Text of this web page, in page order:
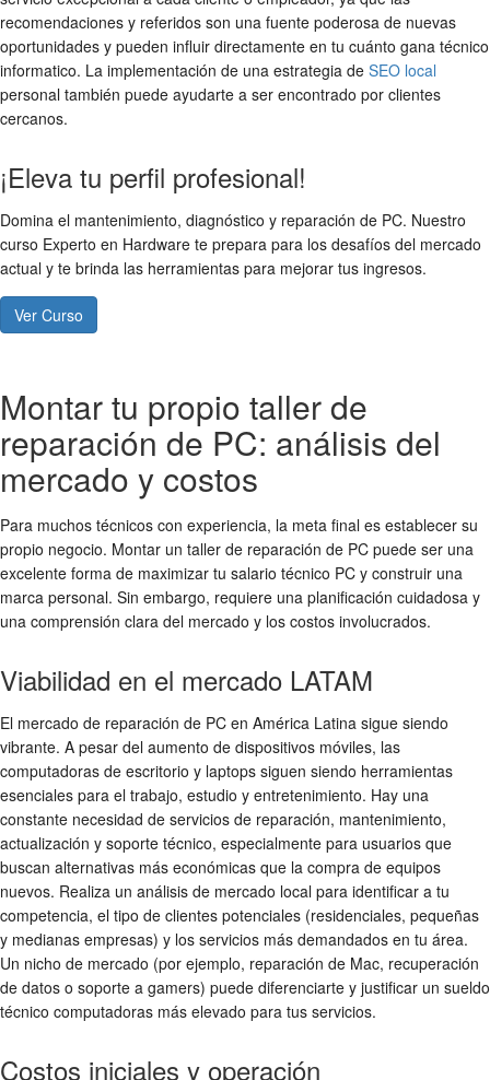
recomendaciones y referidos son una fuente poderosa de nuevas
oportunidades y pueden influir directamente en tu cuánto gana técnico
informatico. La implementación de una estrategia de SEO local
personal también puede ayudarte a ser encontrado por clientes
cercanos.
¡Eleva tu perfil profesional!
Domina el mantenimiento, diagnóstico y reparación de PC. Nuestro
curso Experto en Hardware te prepara para los desafíos del mercado
actual y te brinda las herramientas para mejorar tus ingresos.
Ver Curso
Montar tu propio taller de
reparación de PC: análisis del
mercado y costos
Para muchos técnicos con experiencia, la meta final es establecer su
propio negocio. Montar un taller de reparación de PC puede ser una
excelente forma de maximizar tu salario técnico PC y construir una
marca personal. Sin embargo, requiere una planificación cuidadosa y
una comprensión clara del mercado y los costos involucrados.
Viabilidad en el mercado LATAM
El mercado de reparación de PC en América Latina sigue siendo
vibrante. A pesar del aumento de dispositivos móviles, las
computadoras de escritorio y laptops siguen siendo herramientas
esenciales para el trabajo, estudio y entretenimiento. Hay una
constante necesidad de servicios de reparación, mantenimiento,
actualización y soporte técnico, especialmente para usuarios que
buscan alternativas más económicas que la compra de equipos
nuevos. Realiza un análisis de mercado local para identificar a tu
competencia, el tipo de clientes potenciales (residenciales, pequeñas
y medianas empresas) y los servicios más demandados en tu área.
Un nicho de mercado (por ejemplo, reparación de Mac, recuperación
de datos o soporte a gamers) puede diferenciarte y justificar un sueldo
técnico computadoras más elevado para tus servicios.
Costos iniciales y operación